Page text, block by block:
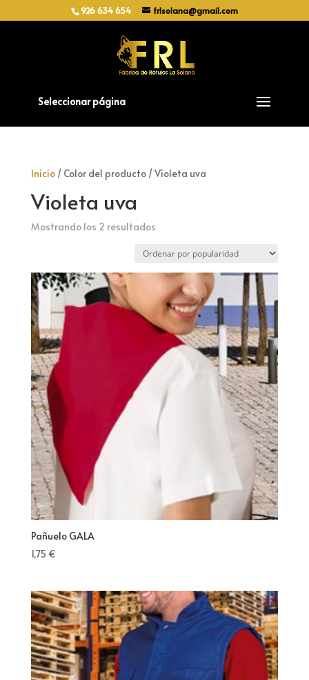
926 634 654 frlsolana@gmail.com
Seleccionar página
Inicio/ Color del producto / Violeta uva
Violeta uva
Mostrando los 2 resultadosOrdenado
popularidad
Pañuelo GALA
1,75 €